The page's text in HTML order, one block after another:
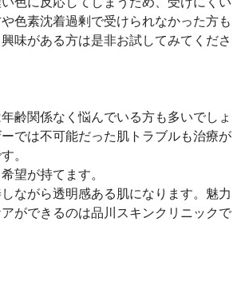
色素沈着過剰で受けられなかった方も
味がある方は是非お試してみてくださ
齢関係なく悩んでいる方も多いでしょ
では不可能だった肌トラブルも治療が
。
望が持てます。
ながら透明感ある肌になります。魅力
ができるのは品川スキンクリニックで